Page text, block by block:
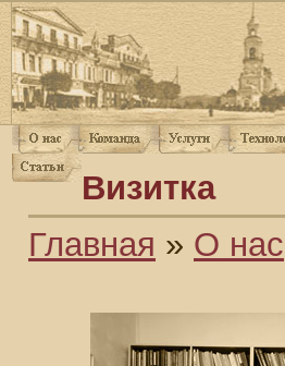
Визитка
Главная » О нас